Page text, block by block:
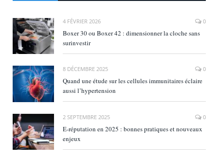
4 FÉVRIER 2026 0
Boxer 30 ou Boxer 42 : dimensionner la cloche sans
surinvestir
8 DÉCEMBRE 2025 0
Quand une étude sur les cellules immunitaires éclaire
aussi l’hypertension
2 SEPTEMBRE 2025 0
E‑réputation en 2025 : bonnes pratiques et nouveaux
enjeux